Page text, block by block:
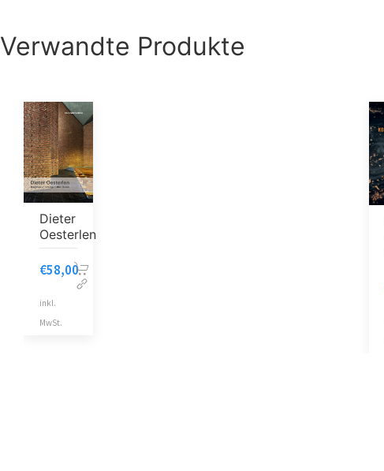
Verwandte Produkte
Dieter
Oesterlen
€58,00
inkl.
MwSt.